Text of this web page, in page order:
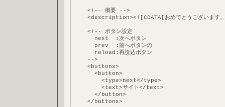
    <!-- 概要 -->
<description><![CDATA[おめでとうございます。
    <!-- ボタン設定
      next  :次へボタン
      prev  :前へボタンの
      reload:再読込ボタン
    -->
    <buttons>
      <button>
        <type>next</type>
        <text>サイト</text>
      </button>
    </buttons>